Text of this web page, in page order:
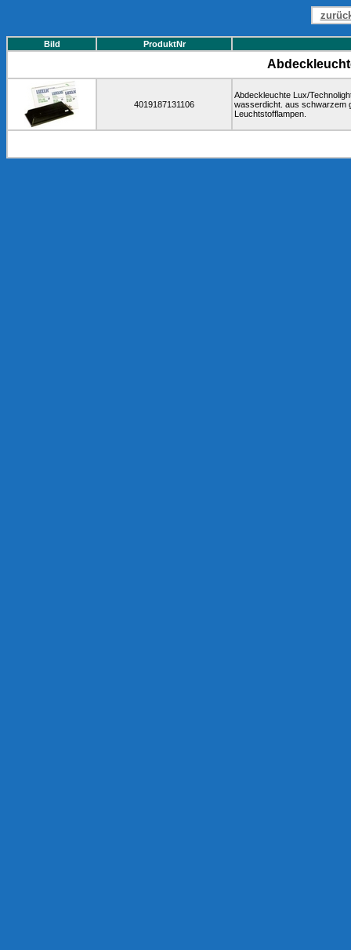
Bild ProduktNr
4019187131106
Abdeckleuchte Lux/
wasserdicht. aus schwarzem
Leuchtstofflampen.